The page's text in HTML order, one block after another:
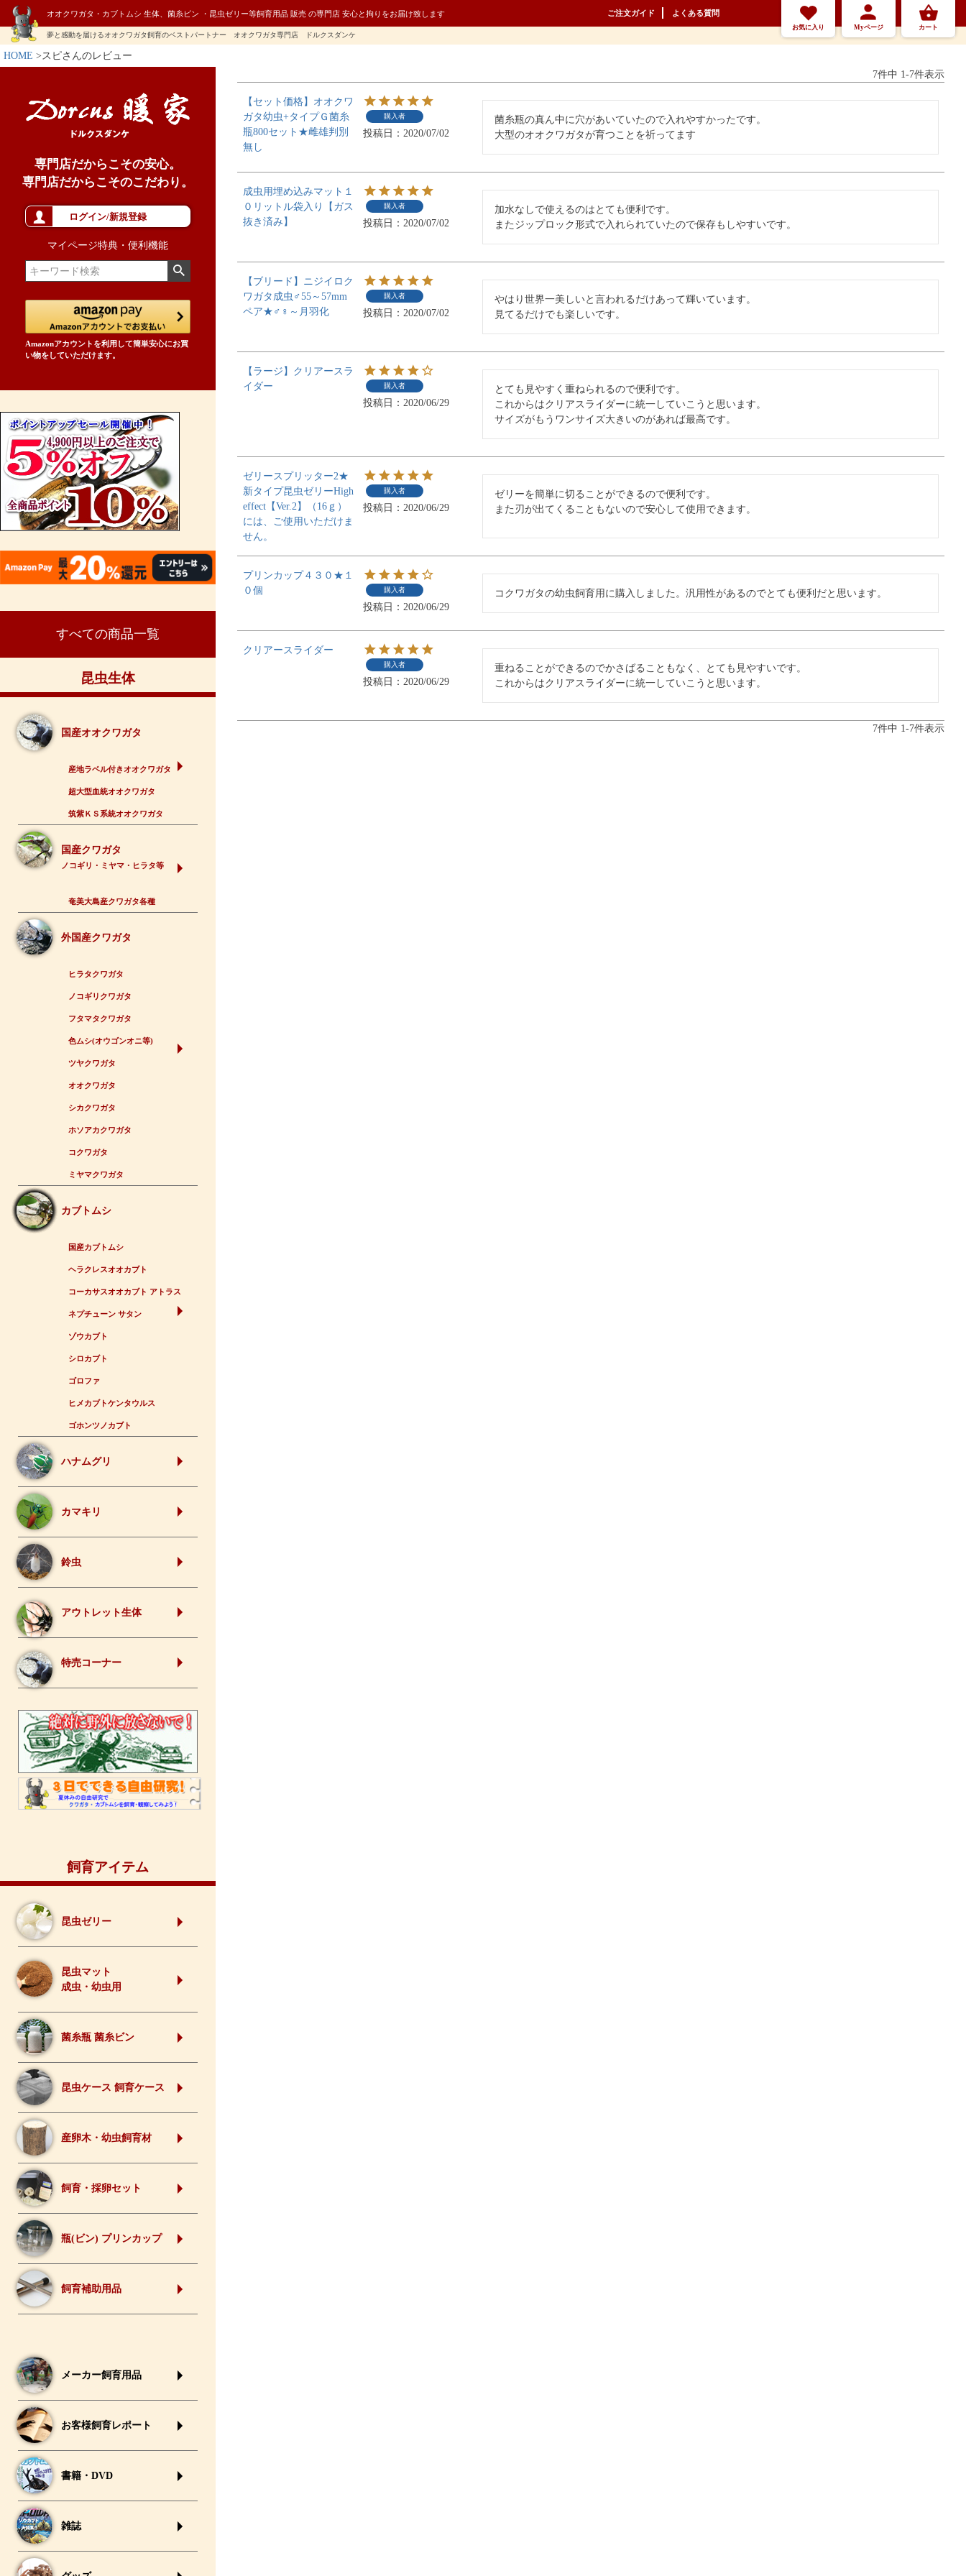
オオクワガタ・カブトムシ 生体、菌糸ビン ・昆虫ゼリー等飼育用品 販売 の専門店 安心と拘りをお届け致します ご注文ガイド よくある質問
夢と感動を届けるオオクワガタ飼育のベストパートナー オオクワガタ専門店 ドルクスダンケ
お気に入り Myページ カート
HOME スピさんのレビュー
専門店だからこその安心。
専門店だからこそのこだわり。
ログイン/新規登録
マイページ特典・便利機能
Amazonアカウントを利用して簡単安心にお買
い物をしていただけます。
すべての商品一覧
昆虫生体
国産オオクワガタ
産地ラベル付きオオクワガタ
超大型血統オオクワガタ
筑紫ＫＳ系統オオクワガタ
国産クワガタ
ノコギリ・ミヤマ・ヒラタ等
奄美大島産クワガタ各種
外国産クワガタ
ヒラタクワガタ
ノコギリクワガタ
フタマタクワガタ
色ムシ(オウゴンオニ等)
ツヤクワガタ
オオクワガタ
シカクワガタ
ホソアカクワガタ
コクワガタ
ミヤマクワガタ
カブトムシ
国産カブトムシ
ヘラクレスオオカブト
コーカサスオオカブト アトラス
ネプチューン サタン
ゾウカブト
シロカブト
ゴロファ
ヒメカブトケンタウルス
ゴホンツノカブト
ハナムグリ
カマキリ
鈴虫
アウトレット生体
特売コーナー
飼育アイテム
昆虫ゼリー
昆虫マット
成虫・幼虫用
菌糸瓶 菌糸ビン
昆虫ケース 飼育ケース
産卵木・幼虫飼育材
飼育・採卵セット
瓶(ビン) プリンカップ
飼育補助用品
メーカー飼育用品
お客様飼育レポート
書籍・DVD
雑誌
7件中 1-7件表示
【セット価格】オオクワ
ガタ幼虫+タイプＧ菌糸
瓶800セット★雌雄判別
無し
購入者
投稿日 2020/07/02
菌糸瓶の真ん中に穴があいていたので入れやすかったです。
大型のオオクワガタが育つことを祈ってます
成虫用埋め込みマット１
０リットル袋入り【ガス
抜き済み】
購入者
投稿日 2020/07/02
加水なしで使えるのはとても便利です。
またジップロック形式で入れられていたので保存もしやすいです。
【ブリード】ニジイロク
ワガタ成虫♂55～57mm
ペア★♂♀～月羽化
購入者
投稿日 2020/07/02
やはり世界一美しいと言われるだけあって輝いています。
見てるだけでも楽しいです。
【ラージ】クリアースラ
イダー
購入者
投稿日 2020/06/29
とても見やすく重ねられるので便利です。
これからはクリアスライダーに統一していこうと思います。
サイズがもうワンサイズ大きいのがあれば最高です。
ゼリースプリッター2★
新タイプ昆虫ゼリーHigh
effect【Ver.2】（16ｇ）
には、ご使用いただけま
せん。
購入者
投稿日 2020/06/29
ゼリーを簡単に切ることができるので便利です。
また刃が出てくることもないので安心して使用できます。
プリンカップ４３０★１
０個
購入者
投稿日 2020/06/29
コクワガタの幼虫飼育用に購入しました。汎用性があるのでとても便利だと思います。
クリアースライダー
購入者
投稿日 2020/06/29
重ねることができるのでかさばることもなく、とても見やすいです。
これからはクリアスライダーに統一していこうと思います。
7件中 1-7件表示